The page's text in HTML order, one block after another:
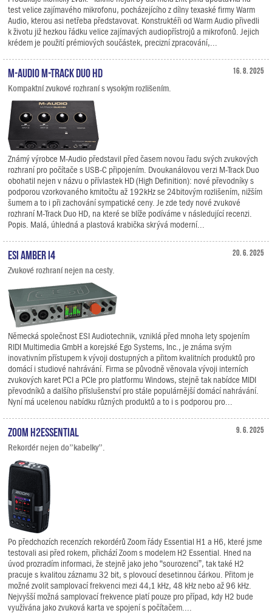
test velice zajímavého mikrofonu, pocházejícího z dílny texaské firmy Warm
Audio, kterou asi netřeba představovat. Konstruktéři od Warm Audio přivedli
k životu již hezkou řádku velice zajímavých audiopřístrojů a mikrofonů. Jejich
krédem je použití prémiových součástek, precizní zpracování,...
16. 8. 2025
M-Audio M-Track Duo HD
Kompaktní zvukové rozhraní s vysokým rozlišením.
Známý výrobce M-Audio představil před časem novou řadu svých zvukových
rozhraní pro počítače s USB-C připojením. Dvoukanálovou verzi M-Track Duo
obohatil nejen v názvu o přívlastek HD (High Definition): nové převodníky s
podporou vzorkovaného kmitočtu až 192kHz se 24bitovým rozlišením, nižším
šumem a to i při zachování sympatické ceny. Je zde tedy nové zvukové
rozhraní M-Track Duo HD, na které se blíže podíváme v následující recenzi.
Popis. Malá, úhledná a plastová krabička skrývá moderní...
20. 6. 2025
ESI Amber i4
Zvukové rozhraní nejen na cesty.
Německá společnost ESI Audiotechnik, vzniklá před mnoha lety spojením
RIDI Multimedia GmbH a korejské Ego Systems, Inc., je známa svým
inovativním přístupem k vývoji dostupných a přitom kvalitních produktů pro
domácí i studiové nahrávání. Firma se původně věnovala vývoji interních
zvukových karet PCI a PCIe pro platformu Windows, stejně tak nabídce MIDI
převodníků a dalšího příslušenství pro stále populárnější domácí nahrávání.
Nyní má ucelenou nabídku různých produktů a to i s podporou pro...
9. 6. 2025
Zoom H2essential
Rekordér nejen do”kabelky”.
Po předchozích recenzích rekordérů Zoom řády Essential H1 a H6, které jsme
testovali asi před rokem, přichází Zoom s modelem H2 Essential. Hned na
úvod prozradím informaci, že stejně jako jeho “sourozenci”, tak také H2
pracuje s kvalitou záznamu 32 bit, s plovoucí desetinnou čárkou. Přitom je
možné zvolit samplovací frekvenci mezi 44,1 kHz, 48 kHz nebo až 96 kHz.
Nejvyšší možná samplovací frekvence platí pouze pro případ, kdy H2 bude
využívána jako zvuková karta ve spojení s počítačem....